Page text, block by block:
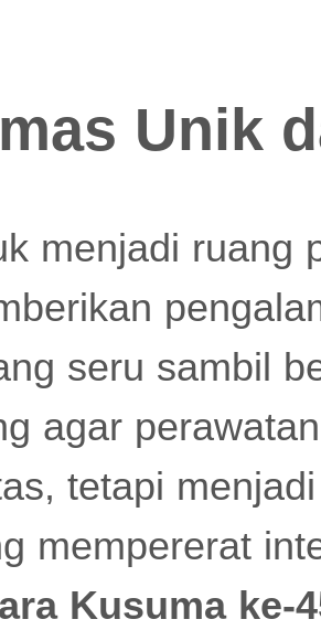
Unik
menjadi ruang
seru sambil
agar
tetapi
mempererat
Kusuma ke-